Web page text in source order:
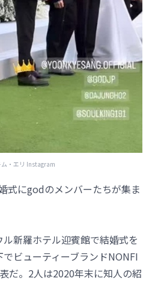
ム・エリ Instagram
式にgodのメンバーたちが集ま
新羅ホテル迎賓館で結婚式を
ビューティーブランドNONFI
だ。2人は2020年末に知人の紹